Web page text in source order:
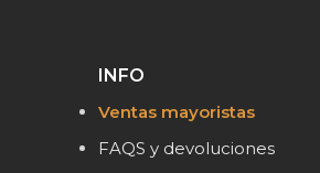
INFO
Ventas mayoristas
FAQS y devoluciones